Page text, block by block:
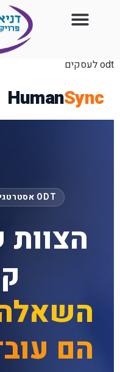
odt לעסקים
HumanSync
ODT אסטרטגי בהנחיית דניאל חסיד
הם